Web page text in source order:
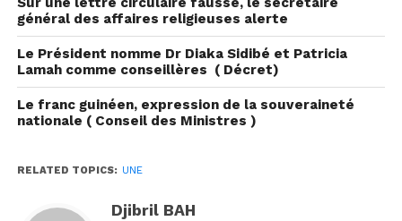
« Pour être franche, j’ai rencontré assez de
difficultés. Mais comme l’agriculture est un
métier que j’aime depuis ma tendre enfance, j’ai
persévéré, » m’abordait-elle en substance.
Elle travaille la terre mais à Boffa, il est difficile de
rencontré beaucoup de difficultés dans ma zone :
les jeunes n’aiment pas le travail de la terre. Ils
général des affaires religieuses alerte
Le Président nomme Dr Diaka Sidibé et Patricia
Lamah comme conseillères ( Décret)
Le franc guinéen, expression de la souveraineté
nationale ( Conseil des Ministres )
RELATED TOPICS: UNE
Djibril BAH